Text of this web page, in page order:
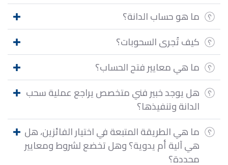
ما هو حساب الدانة؟
كيف تُجرى السحوبات؟
ما هي معايير فتح الحساب؟
هل يوجد خبير فني متخصص يراجع عملية سحب
الدانة وتنفيذها؟
ما هي الطريقة المتبعة في اختيار الفائزين، هل
هي آلية أم يدوية؟ وهل تخضع لشروط ومعايير
محددة؟